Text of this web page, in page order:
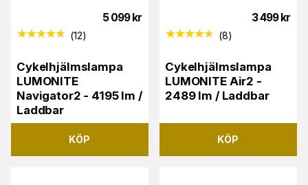
5 099 kr
(12)
Cykelhjälmslampa
LUMONITE
Navigator2 - 4195 lm /
Laddbar
KÖP
3 499 kr
(8)
Cykelhjälmslampa
LUMONITE Air2 -
2489 lm / Laddbar
KÖP